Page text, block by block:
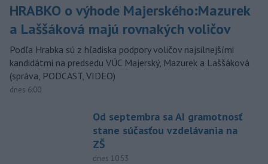
HRABKO o výhode Majerského:Mazurek
a Laššáková majú rovnakých voličov
Podľa Hrabka sú z hľadiska podpory voličov najsilnejšími
kandidátmi na predsedu VÚC Majerský, Mazurek a Laššáková
(správa, PODCAST, VIDEO)
dnes 6:00
Od septembra sa AI gramotnosť
stane súčasťou vzdelávania na
ZŠ
dnes 10:53